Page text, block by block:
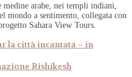
arabe, nei templi indiani,
mondo a sentimento, collegata con
Sahara View Tours.
la città incantata – in
Rishikesh